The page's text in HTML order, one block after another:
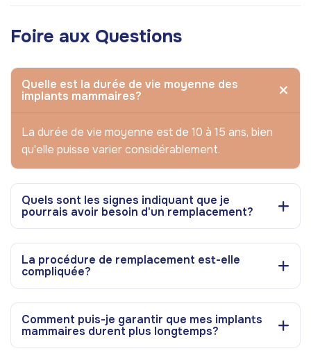
Foire aux Questions
Quelle est la durée de vie moyenne des
implants mammaires?
La durée de vie moyenne est de 10 à 15 ans, bien
qu'elle puisse varier considérablement.
Quels sont les signes indiquant que je
pourrais avoir besoin d'un remplacement?
La procédure de remplacement est-elle
compliquée?
Comment puis-je garantir que mes implants
mammaires durent plus longtemps?